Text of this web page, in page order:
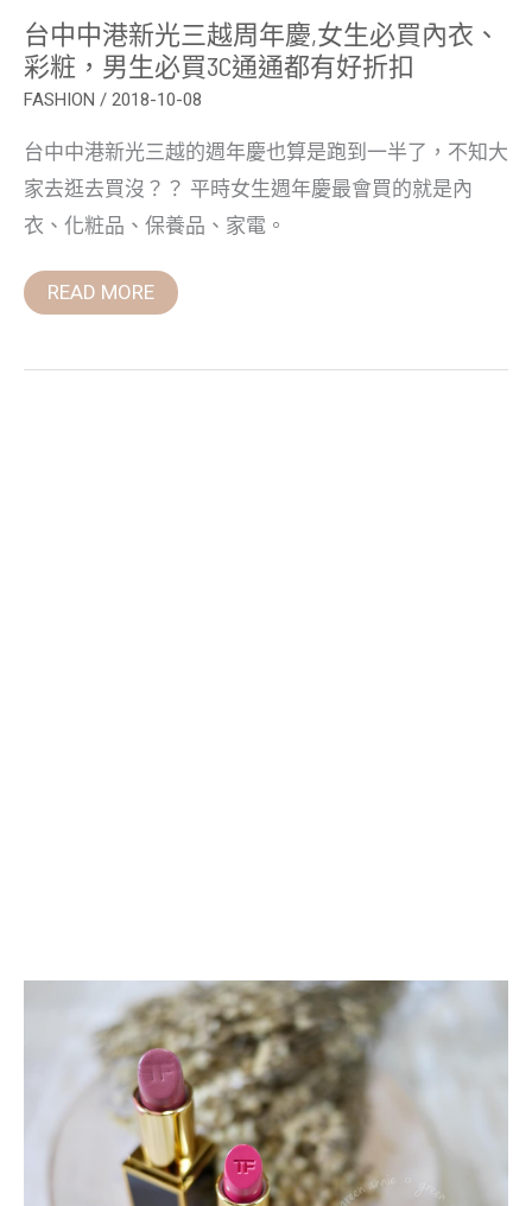
台中中港新光三越周年慶,女生必買內衣、
彩粧，男生必買3C通通都有好折扣
FASHION / 2018-10-08
台中中港新光三越的週年慶也算是跑到一半了，不知大
家去逛去買沒？？ 平時女生週年慶最會買的就是內
衣、化粧品、保養品、家電。
男
生
必
買
3C
通
都
有
好
折
READ MORE
TOM
INDIAN
GIACOMO